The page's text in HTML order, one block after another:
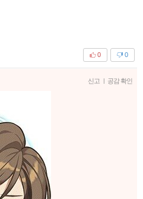
0
0
신고 | 공감 확인